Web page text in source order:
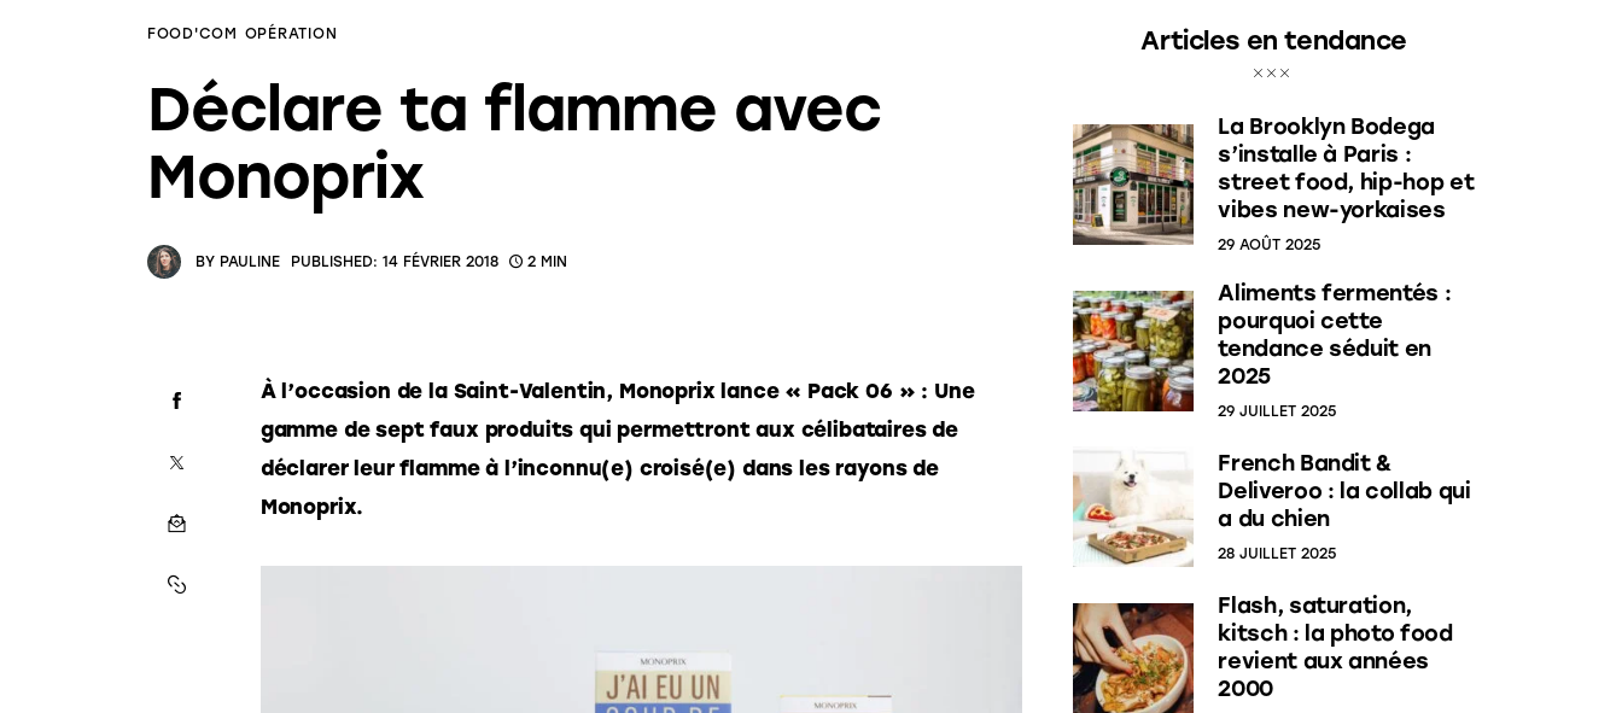
FOOD'COM OPÉRATION
Déclare ta flamme avec
Monoprix
BY PAULINE PUBLISHED: 14 FÉVRIER 2018 2 MIN
À l’occasion de la Saint-Valentin, Monoprix lance « Pack 06 » : Une
gamme de sept faux produits qui permettront aux célibataires de
déclarer leur flamme à l’inconnu(e) croisé(e) dans les rayons de
Monoprix.
Articles en tendance
La Brooklyn Bodega
s’installe à Paris :
street food, hip-hop et
vibes new-yorkaises
29 AOÛT 2025
Aliments fermentés :
pourquoi cette
tendance séduit en
2025
29 JUILLET 2025
French Bandit &
Deliveroo : la collab qui
a du chien
28 JUILLET 2025
Flash, saturation,
kitsch : la photo food
revient aux années
2000